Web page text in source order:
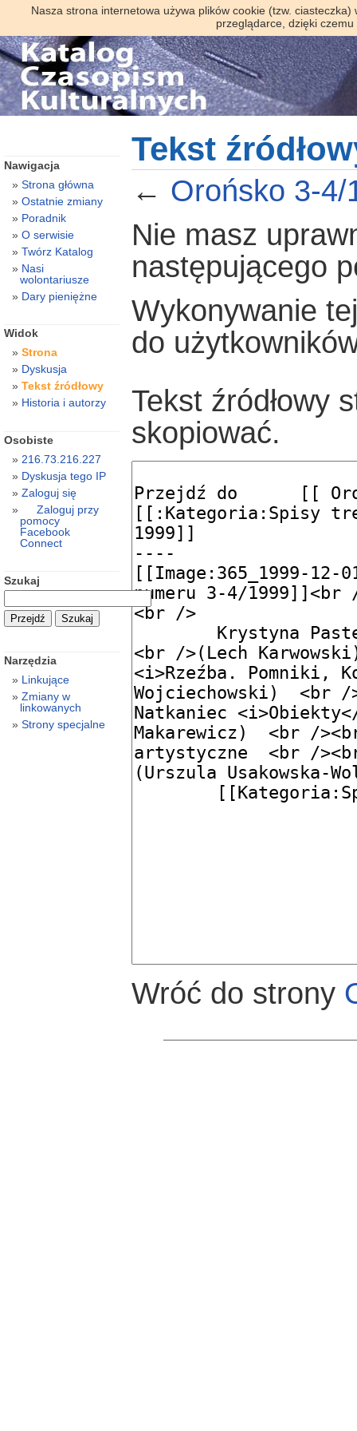
Nasza strona internetowa używa plików cookie (tzw.
przeglądarce, dzięki
Tekst
← Orońsko 3-4/
Nie masz
następującego
Wykonywanie
do
Tekst źródłowy
skopiować.
Wróć do strony
Nawigacja
Strona główna
Ostatnie zmiany
Poradnik
O serwisie
Twórz Katalog
Nasi
wolontariusze
Dary pieniężne
Widok
Strona
Dyskusja
Tekst źródłowy
Historia i autorzy
Osobiste
216.73.216.227
Dyskusja tego IP
Zaloguj się
Zaloguj przy
pomocy
Facebook
Connect
Szukaj
Narzędzia
Linkujące
Zmiany w
linkowanych
Strony specjalne